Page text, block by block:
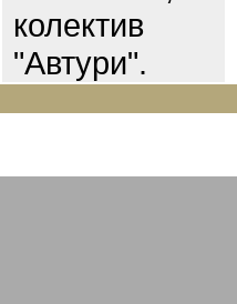
колектив
"Автури".